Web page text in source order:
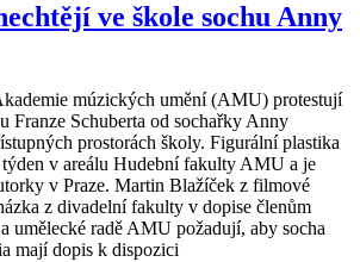
ve škole sochu Anny
múzických umění (AMU) protestují
Franze Schuberta od sochařky Anny
prostorách školy. Figurální plastika
v areálu Hudební fakulty AMU a je
v Praze. Martin Blažíček z filmové
z divadelní fakulty v dopise členům
umělecké radě AMU požadují, aby socha
mají dopis k dispozici